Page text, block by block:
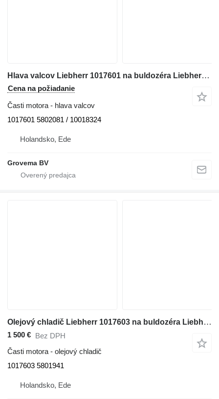
Hlava valcov Liebherr 1017601 na buldozéra Liebherr PR752 / RL52
Cena na požiadanie
Časti motora - hlava valcov
1017601 5802081 / 10018324
Holandsko, Ede
Grovema BV
Olejový chladič Liebherr 1017603 na buldozéra Liebherr PR752 / RL52
1 500 € Bez DPH
Časti motora - olejový chladič
1017603 5801941
Holandsko, Ede